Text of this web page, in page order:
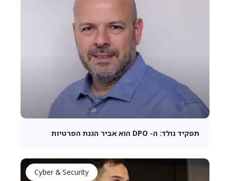
תפקיד נולד: ה- DPO הוא אביר הגנת הפרטיות
Cyber & Security